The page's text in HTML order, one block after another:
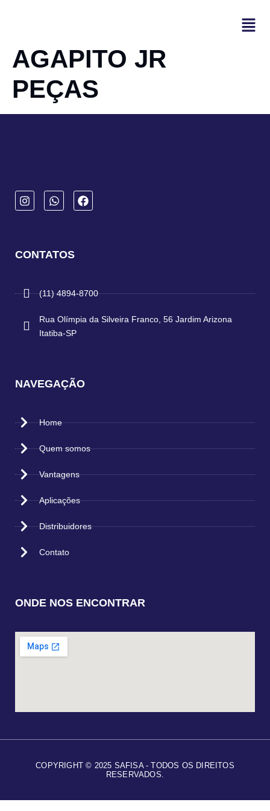
AGAPITO JR
PEÇAS
CONTATOS
(11) 4894-8700
Rua Olímpia da Silveira Franco, 56 Jardim Arizona
Itatiba-SP
NAVEGAÇÃO
Home
Quem somos
Vantagens
Aplicações
Distribuidores
Contato
ONDE NOS ENCONTRAR
COPYRIGHT © 2025 SAFISA - TODOS OS DIREITOS
RESERVADOS.